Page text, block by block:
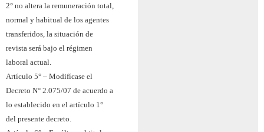
2° no altera la remuneración total,
normal y habitual de los agentes
transferidos, la situación de
revista será bajo el régimen
laboral actual.
Artículo 5° – Modifícase el
Decreto N° 2.075/07 de acuerdo a
lo establecido en el artículo 1°
del presente decreto.